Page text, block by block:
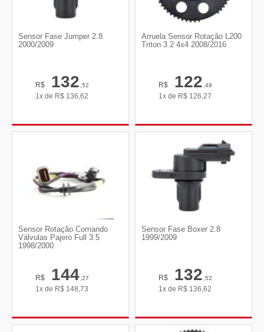
Sensor Fase Jumper 2.8
2000/2009
R$ 132,52
1x de R$ 136,62
Arruela Sensor Rotação L200
Triton 3.2 4x4 2008/2016
R$ 122,48
1x de R$ 126,27
Sensor Rotação Comando
Válvulas Pajero Full 3.5
1998/2000
R$ 144,27
1x de R$ 148,73
Sensor Fase Boxer 2.8
1999/2009
R$ 132,52
1x de R$ 136,62